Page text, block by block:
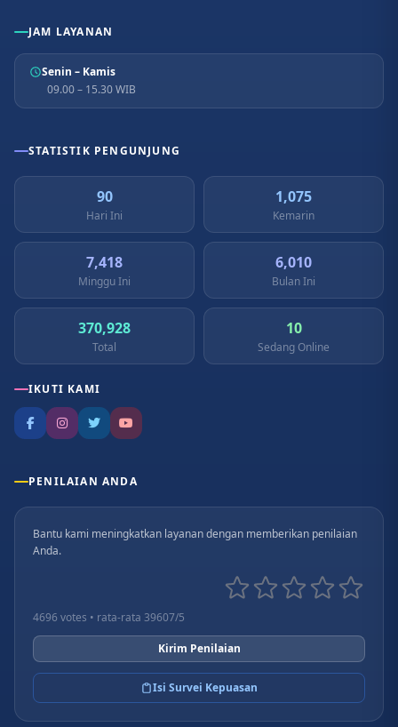
JAM LAYANAN
Senin – Kamis
09.00 – 15.30 WIB
STATISTIK PENGUNJUNG
90
Hari Ini
1,075
Kemarin
7,418
Minggu Ini
6,010
Bulan Ini
370,928
Total
10
Sedang Online
IKUTI KAMI
PENILAIAN ANDA
Bantu kami meningkatkan layanan dengan memberikan penilaian
Anda.
4696 votes • rata-rata 39607/5
Kirim Penilaian
Isi Survei Kepuasan